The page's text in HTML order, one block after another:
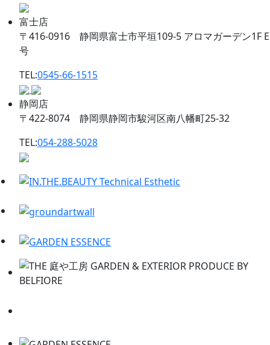
富士店
〒416-0916 静岡県富士市平垣109-5 アロマガーデン1F E
号
TEL:0545-66-1515
静岡店
〒422-8074 静岡県静岡市駿河区南八幡町25-32
TEL:054-288-5028